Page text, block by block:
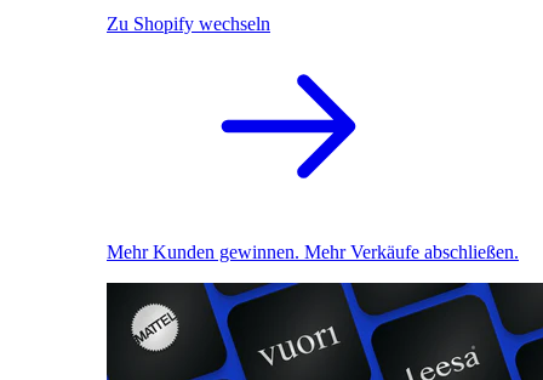
Zu Shopify wechseln
Mehr Kunden gewinnen. Mehr Verkäufe abschließen.